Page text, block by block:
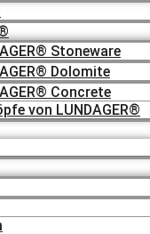
Stoneware
Dolomite
Concrete
von LUNDAGER®